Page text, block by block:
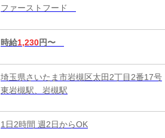
ファーストフード
時給1,230円〜
埼玉県さいたま市岩槻区太田2丁目2番17号
東岩槻駅、岩槻駅
1日2時間 週2日からOK